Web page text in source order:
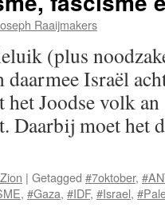
Raaijmakers
(plus
daarmee Israël
het Joodse volk
Daarbij moet
Zion | Getagged #7oktober,
, #Gaza, #IDF, #Israel,